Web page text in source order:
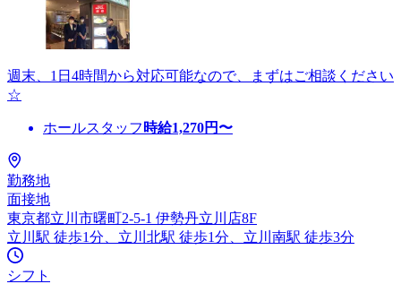
週末、1日4時間から対応可能なので、まずはご相談ください
☆
ホールスタッフ 時給1,270円〜
勤務地
面接地
東京都立川市曙町2-5-1 伊勢丹立川店8F
立川駅 徒歩1分、立川北駅 徒歩1分、立川南駅 徒歩3分
シフト